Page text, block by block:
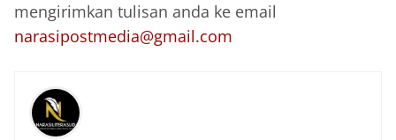
mengirimkan tulisan anda ke email
narasipostmedia@gmail.com